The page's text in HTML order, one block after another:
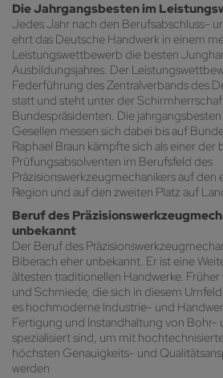
Die Jahrgangsbesten im
Jedes Jahr nach den Berufsabschluss-
ehrt das Deutsche Handwerk in einem
Leistungswettbewerb die besten
Ausbildungsjahres. Der
Federführung des Zentralverbands des
statt und steht unter der
Bundespräsidenten. Die
Gesellen messen sich dabei bis auf
Raphael Braun kämpfte sich als einer der
Prüfungsabsolventen im Berufsfeld des
Präzisionswerkzeugmechanikers auf den
Region und auf den zweiten Platz auf
Beruf des
unbekannt
Der Beruf des
Biberach eher unbekannt. Er ist eine
ältesten traditionellen Handwerke. Früher
und Schmiede, die sich in diesem
es hochmoderne Industrie- und
Fertigung und Instandhaltung von Bohr-
spezialisiert sind, um mit
höchsten Genauigkeits- und
werden